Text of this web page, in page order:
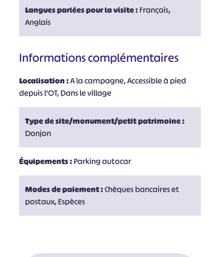
Langues parlées pour la visite :Français,
Anglais
Informations complémentaires
Localisation :A la campagne, Accessible à pied
depuis l'OT, Dans le village
Type de site/monument/petit patrimoine :
Donjon
Équipements :Parking autocar
Modes de paiement :Chèques bancaires et
postaux, Espèces